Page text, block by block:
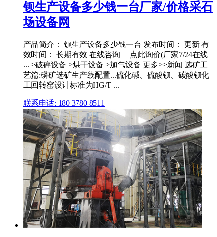
钡生产设备多少钱一台厂家/价格采石
场设备网
产品简介： 钡生产设备多少钱一台 发布时间： 更新 有
效时间： 长期有效 在线咨询： 点此询价(厂家7/24在线
... >破碎设备 >烘干设备 >加气设备 更多>>新闻 选矿工
艺篇:磷矿选矿生产线配置...硫化碱、硫酸钡、碳酸钡化
工回转窑设计标准为HG/T ...
联系电话: 180 3780 8511